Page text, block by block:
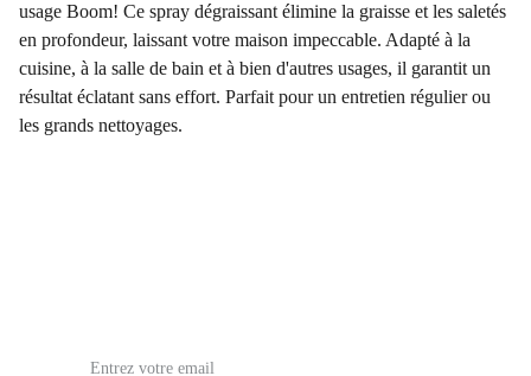
usage Boom! Ce spray dégraissant élimine la graisse et les saletés
en profondeur, laissant votre maison impeccable. Adapté à la
cuisine, à la salle de bain et à bien d'autres usages, il garantit un
résultat éclatant sans effort. Parfait pour un entretien régulier ou
les grands nettoyages.